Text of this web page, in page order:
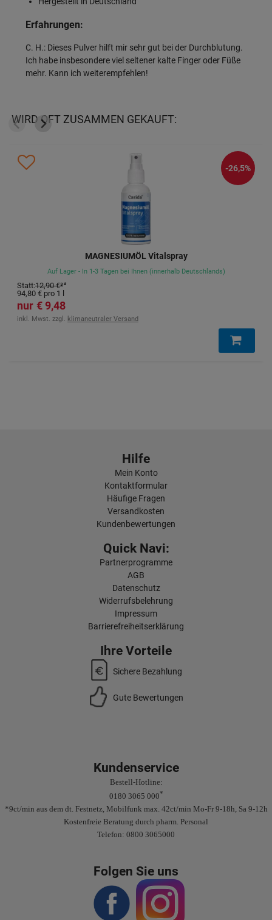
Erfahrungen:
C. H.: Dieses Pulver hilft mir sehr gut bei der Durchblutung.
Ich habe insbesondere viel seltener kalte Finger oder Füße
mehr. Kann ich weiterempfehlen!
WIRD OFT ZUSAMMEN GEKAUFT:
MAGNESIUMÖL Vitalspray
9,48 €
Statt:12,90 €³
Auf Lager - In 1-3 Tagen bei Ihnen (innerhalb Deutschlands)
inkl. Mwst. zzgl. klimaneutraler Versand
94,80 € pro 1 l
-26,5%
Hilfe
Mein Konto
Kontaktformular
Häufige Fragen
Versandkosten
Kundenbewertungen
Quick Navi:
Partnerprogramme
AGB
Datenschutz
Widerrufsbelehrung
Impressum
Barrierefreiheitserklärung
Ihre Vorteile
Sichere Bezahlung
Gute Bewertungen
Kundenservice
Bestell-Hotline:
0180 3065 000*
*9ct/min aus dem dt. Festnetz, Mobilfunk max. 42ct/min Mo-Fr 9-18h, Sa 9-12h
Kostenfreie Beratung durch pharm. Personal
Telefon: 0800 3065000
Folgen Sie uns